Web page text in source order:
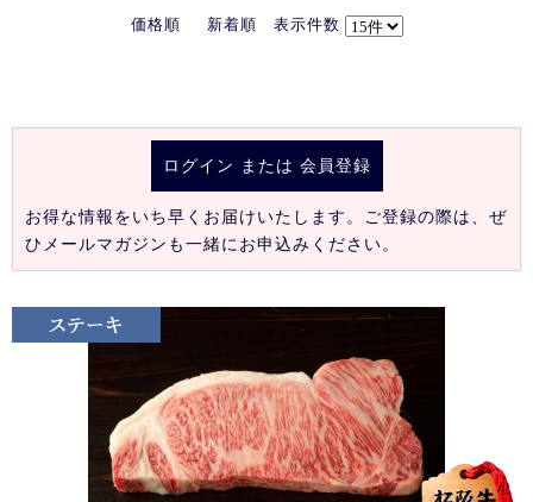
価格順 新着順 表示件数
ログイン または 会員登録
お得な情報をいち早くお届けいたします。ご登録の際は、ぜ
ひメールマガジンも一緒にお申込みください。